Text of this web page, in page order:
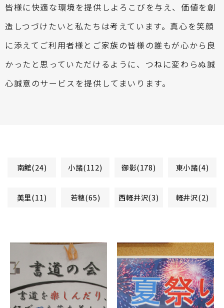
皆様に快適な環境を提供しよろこびを与え、価値を創
造しつづけたいと私たちは考えています。真心を笑顔
に添えてご利用者様とご家族の皆様の誰もが心から良
かったと思っていただけるように、つねに変わらぬ誠
心誠意のサービスを提供してまいります。
南館(24) 小諸(112) 御影(178) 東小諸(4)
美里(11) 若穂(65) 西軽井沢(3) 軽井沢(2)